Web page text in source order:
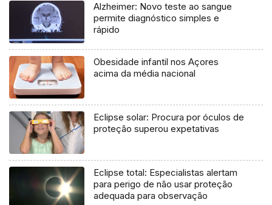
Alzheimer: Novo teste ao sangue
permite diagnóstico simples e
rápido
Obesidade infantil nos Açores
acima da média nacional
Eclipse solar: Procura por óculos de
proteção superou expetativas
Eclipse total: Especialistas alertam
para perigo de não usar proteção
adequada para observação